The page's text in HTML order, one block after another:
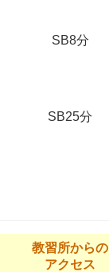
SB8分
SB25分
教習所からの
アクセス